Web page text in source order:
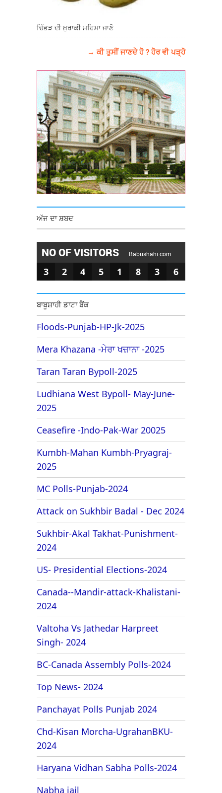
ਚਿੱਭੜ ਦੀ ਖ਼ੁਰਾਕੀ ਮਹਿਮਾ ਜਾਣੋ
→ ਕੀ ਤੁਸੀਂ ਜਾਣਦੇ ਹੋ ? ਹੋਰ ਵੀ ਪੜ੍ਹੋ
ਅੱਜ ਦਾ ਸ਼ਬਦ
NO OF VISITORS Babushahi.com
3 2 4 5 1 8 3 6
ਬਾਬੂਸ਼ਾਹੀ ਡਾਟਾ ਬੈਂਕ
Floods-Punjab-HP-Jk-2025
Mera Khazana -ਮੇਰਾ ਖਜ਼ਾਨਾ -2025
Taran Taran Bypoll-2025
Ludhiana West Bypoll- May-June-
2025
Ceasefire -Indo-Pak-War 20025
Kumbh-Mahan Kumbh-Pryagraj-
2025
MC Polls-Punjab-2024
Attack on Sukhbir Badal - Dec 2024
Sukhbir-Akal Takhat-Punishment-
2024
US- Presidential Elections-2024
Canada--Mandir-attack-Khalistani-
2024
Valtoha Vs Jathedar Harpreet
Singh- 2024
BC-Canada Assembly Polls-2024
Top News- 2024
Panchayat Polls Punjab 2024
Chd-Kisan Morcha-UgrahanBKU-
2024
Haryana Vidhan Sabha Polls-2024
Nabha jail